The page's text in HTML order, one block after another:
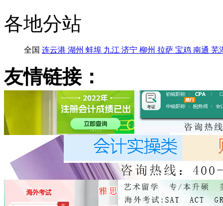
各地分站
全国 连云港 湖州 蚌埠 九江 济宁 柳州 拉萨 宝鸡 南通 芜
友情链接：